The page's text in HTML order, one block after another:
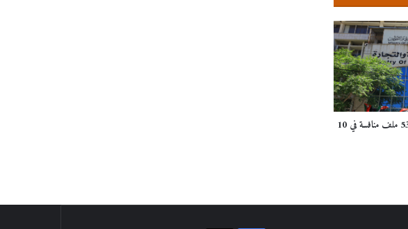
الصناعة والتجارة تتعامل مع 53 ملف منافسة في 10